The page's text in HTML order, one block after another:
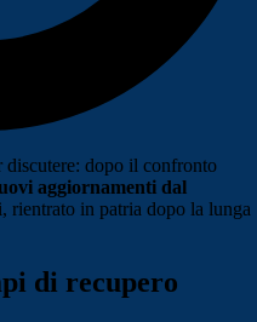
discutere: dopo il confronto
aggiornamenti dal
rientrato in patria dopo la lunga
di recupero